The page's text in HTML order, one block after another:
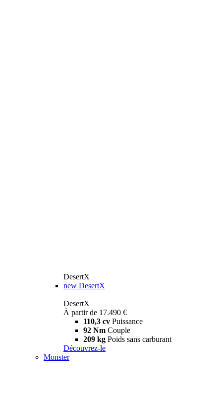
DesertX
new DesertX
DesertX
À partir de 17.490 €
110,3 cv Puissance
92 Nm Couple
209 kg Poids sans carburant
Découvrez-le
Monster